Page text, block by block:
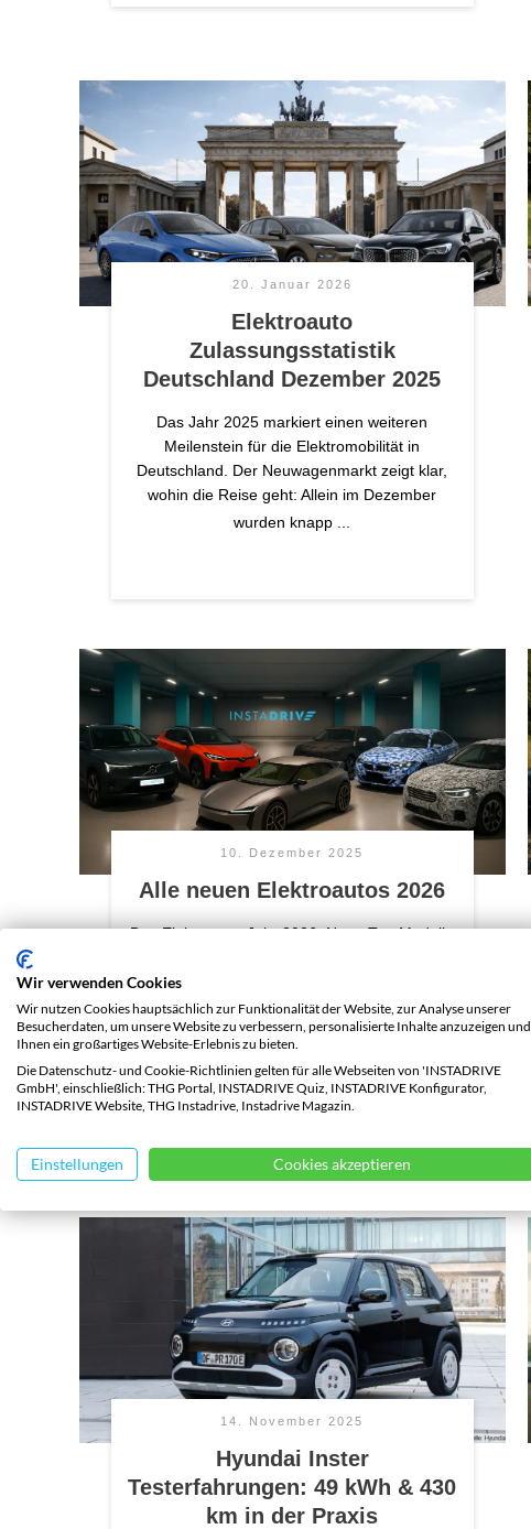
20. Januar 2026
Elektroauto
Zulassungsstatistik
Deutschland Dezember 2025
Das Jahr 2025 markiert einen weiteren
Meilenstein für die Elektromobilität in
Deutschland. Der Neuwagenmarkt zeigt klar,
wohin die Reise geht: Allein im Dezember
wurden knapp
10. Dezember 2025
Alle neuen Elektroautos 2026
Das Elektroauto-Jahr 2026: Neue Top-Modelle
Schatten voraus – und wieder einmal steht
eine ganze Welle neuer Elektroautos...
14. November 2025
Hyundai Inster
Testerfahrungen: 49 kWh & 430
km in der Praxis
Wir verwenden Cookies
Wir nutzen Cookies hauptsächlich zur Funktionalität der Website, zur Analyse unserer
Besucherdaten, um unsere Website zu verbessern, personalisierte Inhalte anzuzeigen und
Ihnen ein großartiges Website-Erlebnis zu bieten.
Die Datenschutz- und Cookie-Richtlinien gelten für alle Webseiten von 'INSTADRIVE
GmbH', einschließlich: THG Portal, INSTADRIVE Quiz, INSTADRIVE Konfigurator,
INSTADRIVE Website, THG Instadrive, Instadrive Magazin.
Einstellungen Cookies akzeptieren